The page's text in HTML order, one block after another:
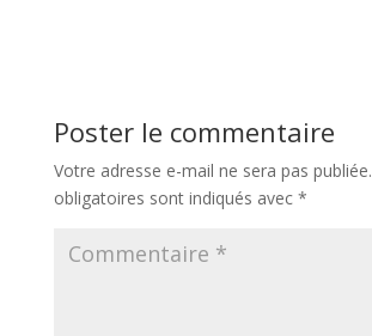
Poster le commentaire
Votre adresse e-mail ne sera pas publiée.
obligatoires sont indiqués avec *